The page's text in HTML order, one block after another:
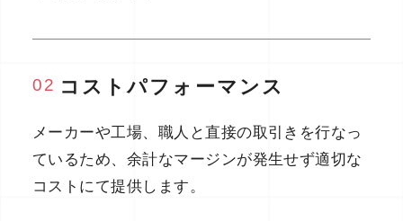
02 コストパフォーマンス
メーカーや工場、職人と直接の取引きを行なっ
ているため、余計なマージンが発生せず適切な
コストにて提供します。